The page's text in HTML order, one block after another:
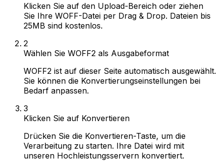
Klicken Sie auf den Upload-Bereich oder ziehen
Sie Ihre WOFF-Datei per Drag & Drop. Dateien bis
25MB sind kostenlos.
2
Wählen Sie WOFF2 als Ausgabeformat
WOFF2 ist auf dieser Seite automatisch ausgewählt.
Sie können die Konvertierungseinstellungen bei
Bedarf anpassen.
3
Klicken Sie auf Konvertieren
Drücken Sie die Konvertieren-Taste, um die
Verarbeitung zu starten. Ihre Datei wird mit
unseren Hochleistungsservern konvertiert.